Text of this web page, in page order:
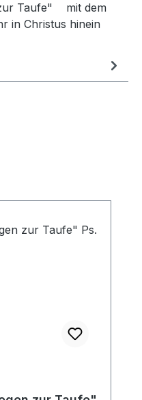
Taufe" mit dem
in Christus hinein